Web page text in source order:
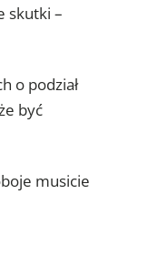
skutki –
o podział
być
musicie